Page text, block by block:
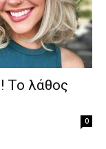
Το λάθος
0